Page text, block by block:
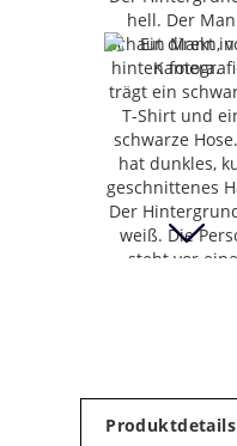
Produktdetails